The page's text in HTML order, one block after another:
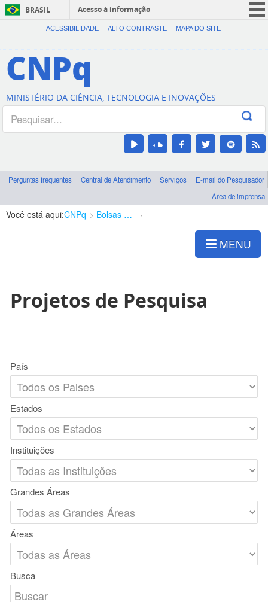
BRASIL
Acesso à informação
CORONAVÍRUS (COVID-19)
Canais
ACESSIBILIDADE ALTO CONTRASTE MAPA DO SITE
CNPq
MINISTÉRIO DA CIÊNCIA, TECNOLOGIA E INOVAÇÕES
Perguntas frequentes Central de Atendimento Serviços
E-mail do Pesquisador
Área de imprensa
Você está aqui:CNPq Bolsas e Auxílios Vigentes
MENU
Projetos de Pesquisa
País
Estados
Instituições
Grandes Áreas
Áreas
Busca